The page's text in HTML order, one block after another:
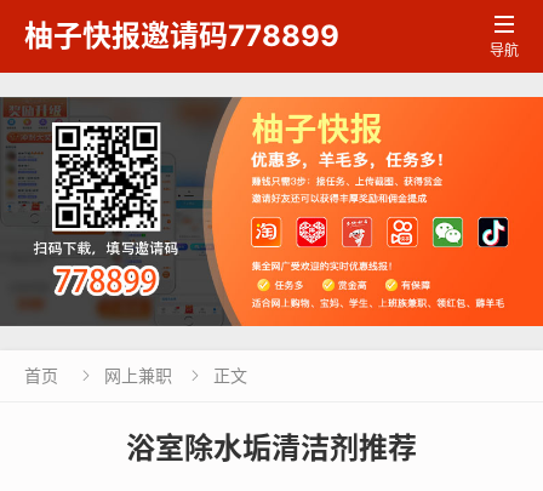
柚子快报邀请码778899 
导航
首页  网上兼职  正文
浴室除水垢清洁剂推荐